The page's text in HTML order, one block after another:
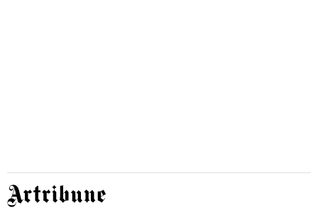
Artribune